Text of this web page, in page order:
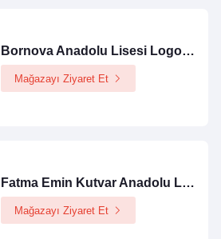
Bornova Anadolu Lisesi Logolu Ürünler Mağazası
Mağazayı Ziyaret Et
Fatma Emin Kutvar Anadolu Lisesi Logolu Ürünler Mağazası
Mağazayı Ziyaret Et